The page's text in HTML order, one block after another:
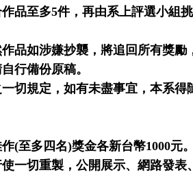
品至多5件，再由系上評選小組
品如涉嫌抄襲，將追回所有獎勵
行備份原稿。
切規定，如有未盡事宜，本系得
(至多四名)獎金各新台幣1000元。
一切重製，公開展示、網路發表